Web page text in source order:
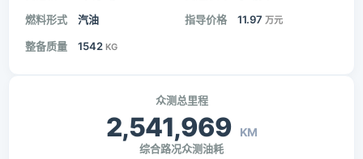
燃料形式 汽油 指导价格 11.97 万元
整备质量 1542 KG
众测总里程
2,541,969 KM
综合路况众测油耗